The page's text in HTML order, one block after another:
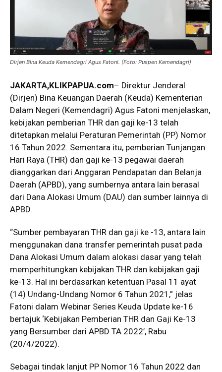
Dirjen Bina Keuda Kemendagri Agus Fatoni. (Foto: Puspen Kemendagri)
JAKARTA,KLIKPAPUA.com– Direktur Jenderal
(Dirjen) Bina Keuangan Daerah (Keuda) Kementerian
Dalam Negeri (Kemendagri) Agus Fatoni menjelaskan,
kebijakan pemberian THR dan gaji ke-13 telah
ditetapkan melalui Peraturan Pemerintah (PP) Nomor
16 Tahun 2022. Sementara itu, pemberian Tunjangan
Hari Raya (THR) dan gaji ke-13 pegawai daerah
dianggarkan dari Anggaran Pendapatan dan Belanja
Daerah (APBD), yang sumbernya antara lain berasal
dari Dana Alokasi Umum (DAU) dan sumber lainnya di
APBD.
“Sumber pembayaran THR dan gaji ke -13, antara lain
menggunakan dana transfer pemerintah pusat pada
Dana Alokasi Umum dalam alokasi dasar yang telah
memperhitungkan kebijakan THR dan kebijakan gaji
ke-13. Hal ini berdasarkan ketentuan Pasal 11 ayat
(14) Undang-Undang Nomor 6 Tahun 2021,” jelas
Fatoni dalam Webinar Series Keuda Update ke-16
bertajuk ‘Kebijakan Pemberian THR dan Gaji Ke-13
yang Bersumber dari APBD TA 2022’, Rabu
(20/4/2022).
Sebagai tindak lanjut PP Nomor 16 Tahun 2022 dan